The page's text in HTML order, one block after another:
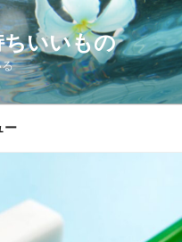
いいもの
ー